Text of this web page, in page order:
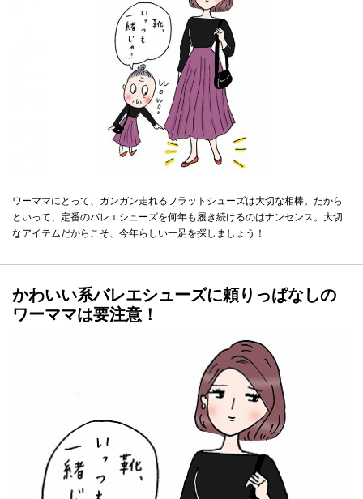
ワーママにとって、ガンガン走れるフラットシューズは大切な相棒。だから
といって、定番のバレエシューズを何年も履き続けるのはナンセンス。大切
なアイテムだからこそ、今年らしい一足を探しましょう！
かわいい系バレエシューズに頼りっぱなしの
ワーママは要注意！